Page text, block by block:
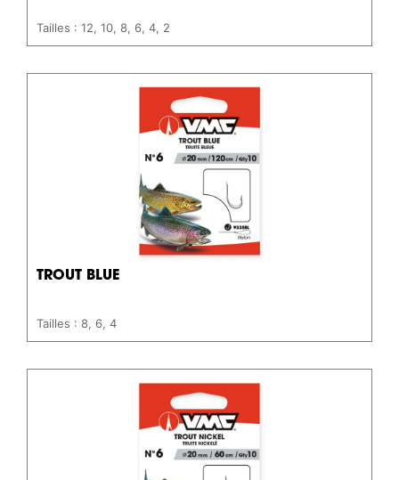
Tailles : 12, 10, 8, 6, 4, 2
TROUT BLUE
Tailles : 8, 6, 4